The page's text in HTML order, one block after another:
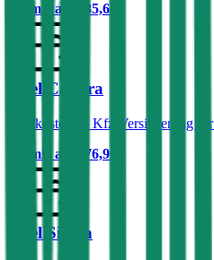
Prämie ab
€ 85,62
Opel Calibra
Was kostet die Kfz-Versicherung
Prämie ab
€ 76,90
Opel Sintra